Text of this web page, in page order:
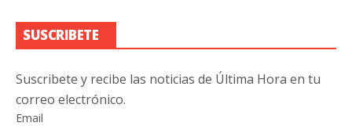
SUSCRIBETE
Suscribete y recibe las noticias de Última Hora en tu
correo electrónico.
Email